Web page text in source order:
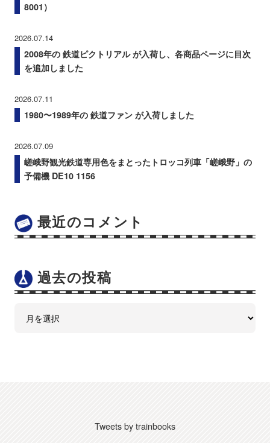
8001）
2026.07.14
2008年の 鉄道ピクトリアル が入荷し、各商品ページに目次
を追加しました
2026.07.11
1980〜1989年の 鉄道ファン が入荷しました
2026.07.09
嵯峨野観光鉄道専用色をまとったトロッコ列車「嵯峨野」の
予備機 DE10 1156
最近のコメント
過去の投稿
Tweets by trainbooks